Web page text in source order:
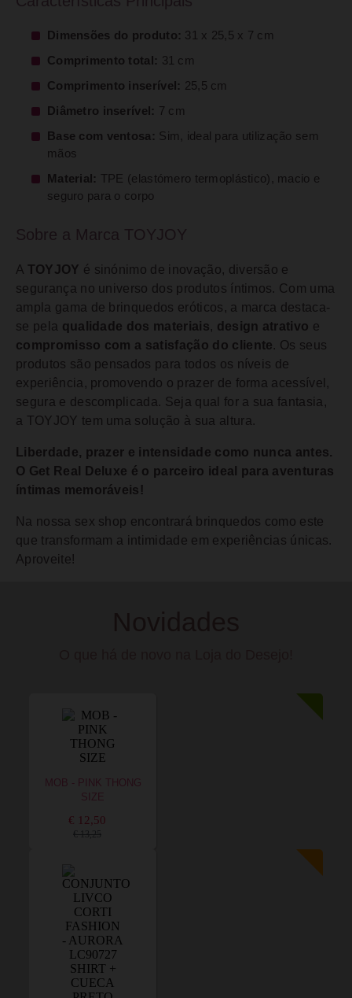
Dimensões do produto: 31 x 25,5 x 7 cm
Comprimento total: 31 cm
Comprimento inserível: 25,5 cm
Diâmetro inserível: 7 cm
Base com ventosa: Sim, ideal para utilização sem
mãos
Material: TPE (elastómero termoplástico), macio e
seguro para o corpo
Sobre a Marca TOYJOY
A TOYJOY é sinónimo de inovação, diversão e
segurança no universo dos produtos íntimos. Com uma
ampla gama de brinquedos eróticos, a marca destaca-
se pela qualidade dos materiais, design atrativo e
compromisso com a satisfação do cliente. Os seus
produtos são pensados para todos os níveis de
experiência, promovendo o prazer de forma acessível,
segura e descomplicada. Seja qual for a sua fantasia,
a TOYJOY tem uma solução à sua altura.
Liberdade, prazer e intensidade como nunca antes.
O Get Real Deluxe é o parceiro ideal para aventuras
íntimas memoráveis!
Na nossa sex shop encontrará brinquedos como este
que transformam a intimidade em experiências únicas.
Aproveite!
MOB - PINK THONG
SIZE
€ 12,50
€ 13,25